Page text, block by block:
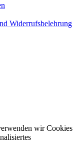
Widerrufsbelehrung
wir Cookies